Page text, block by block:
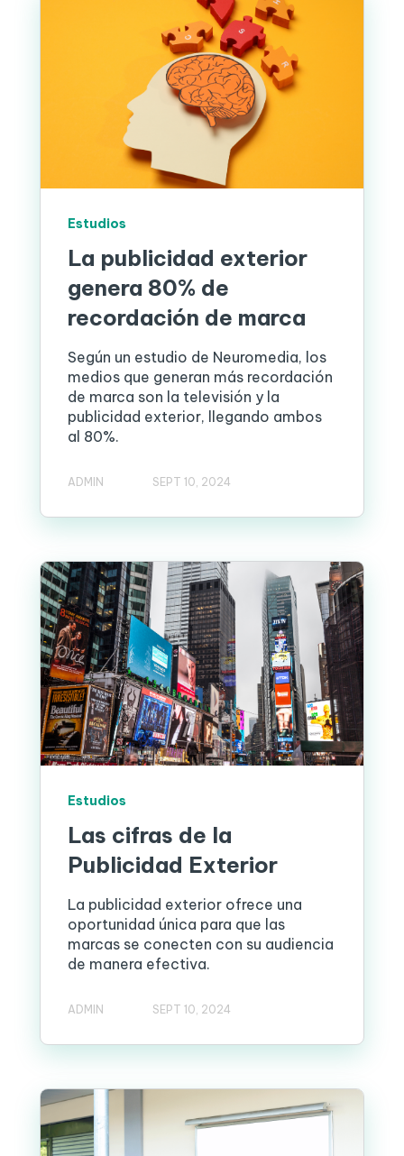
Estudios
La publicidad exterior
genera 80% de
recordación de marca
Según un estudio de Neuromedia, los
medios que generan más recordación
de marca son la televisión y la
publicidad exterior, llegando ambos
al 80%.
ADMIN SEPT 10, 2024
Estudios
Las cifras de la
Publicidad Exterior
La publicidad exterior ofrece una
oportunidad única para que las
marcas se conecten con su audiencia
de manera efectiva.
ADMIN SEPT 10, 2024